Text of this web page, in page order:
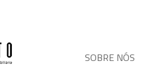
SOBRE NÓS